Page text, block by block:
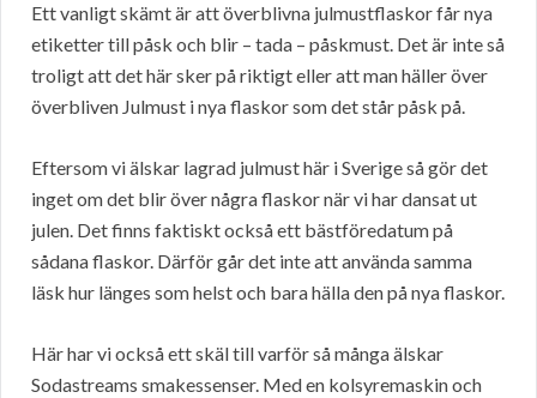
Ett vanligt skämt är att överblivna julmustflaskor får nya
etiketter till påsk och blir – tada – påskmust. Det är inte så
troligt att det här sker på riktigt eller att man häller över
överbliven Julmust i nya flaskor som det står påsk på.
Eftersom vi älskar lagrad julmust här i Sverige så gör det
inget om det blir över några flaskor när vi har dansat ut
julen. Det finns faktiskt också ett bästföredatum på
sådana flaskor. Därför går det inte att använda samma
läsk hur länges som helst och bara hälla den på nya flaskor.
Här har vi också ett skäl till varför så många älskar
Sodastreams smakessenser. Med en kolsyremaskin och